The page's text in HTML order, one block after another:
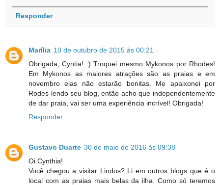
Responder
Marília 10 de outubro de 2015 às 00:21
Obrigada, Cyntia! :) Troquei mesmo Mykonos por Rhodes!
Em Mykonos as maiores atrações são as praias e em
novembro elas não estarão bonitas. Me apaixonei por
Rodes lendo seu blog, então acho que independentemente
de dar praia, vai ser uma experiência incrível! Obrigada!
Responder
Gustavo Duarte 30 de maio de 2016 às 09:38
Oi Cynthia!
Você chegou a visitar Lindos? Li em outros blogs que é o
local com as praias mais belas da ilha. Como só teremos